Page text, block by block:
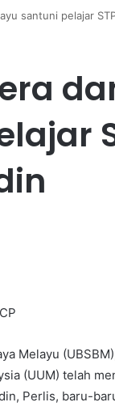
santuni pelajar
Melayu
(UUM) telah
Perlis, baru-